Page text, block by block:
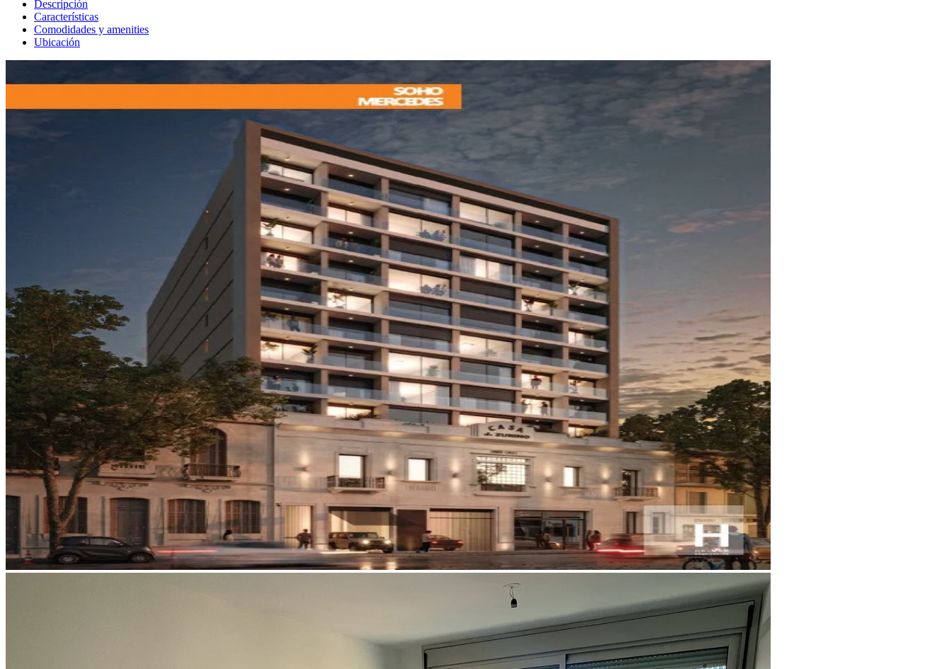
Descripción
Características
Comodidades y amenities
Ubicación